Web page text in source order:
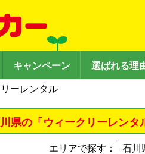
キャンペーン 選ばれる理
ーレンタル
県の「ウィークリーレン
エリアで探す：